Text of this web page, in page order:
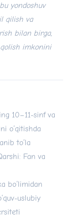
yondoshuv
qilish va
bilan birga,
imkonini
10–11-sinf va
o‘qitishda
to‘la
Fan va
bo‘limidan
uslubiy